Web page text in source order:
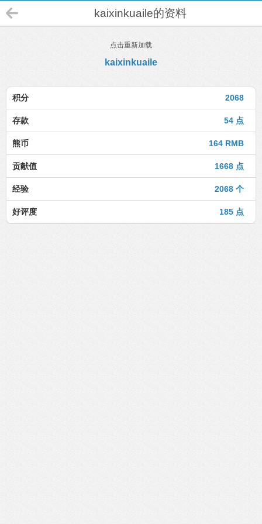
kaixinkuaile的资料
点击重新加载
kaixinkuaile
2068
积分
54 点
存款
164 RMB
熊币
1668 点
贡献值
2068 个
经验
185 点
好评度